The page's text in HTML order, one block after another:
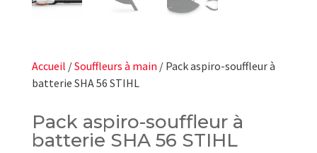
Accueil /Souffleurs à main / Pack aspiro-souffleur à
batterie SHA 56 STIHL
Pack aspiro-souffleur à
batterie SHA 56 STIHL